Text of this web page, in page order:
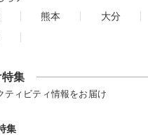
熊本
大分
集
ティビティ情報をお届け
集